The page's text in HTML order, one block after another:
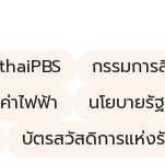
thaiPBS
กรรมกา
าไฟฟ้า
นโยบายรั
บัตรสวัสดิการแห่ง